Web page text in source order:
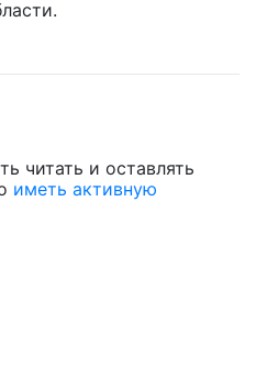
читать и оставлять
иметь активную